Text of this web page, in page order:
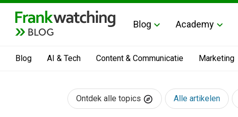
BLOG
Blog Academy
Blog AI & Tech Content & Communicatie Marketing
Ontdek alle topics Alle artikelen